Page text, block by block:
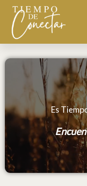
contenido
Es